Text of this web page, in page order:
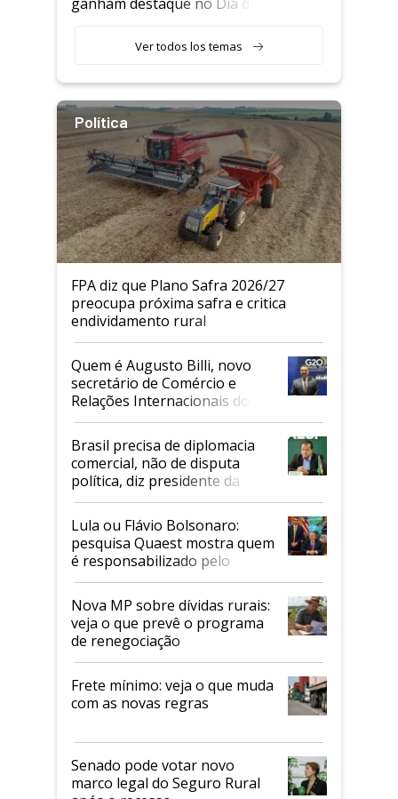
Ver todos los temas
Política
FPA diz que Plano Safra 2026/27
preocupa próxima safra e critica
endividamento rural
Quem é Augusto Billi, novo
secretário de Comércio e
Relações Internacionais do
Mapa
Brasil precisa de diplomacia
comercial, não de disputa
política, diz presidente da
Faesp
Lula ou Flávio Bolsonaro:
pesquisa Quaest mostra quem
é responsabilizado pelo
tarifaço dos EUA
Nova MP sobre dívidas rurais:
veja o que prevê o programa
de renegociação
Frete mínimo: veja o que muda
com as novas regras
Senado pode votar novo
marco legal do Seguro Rural